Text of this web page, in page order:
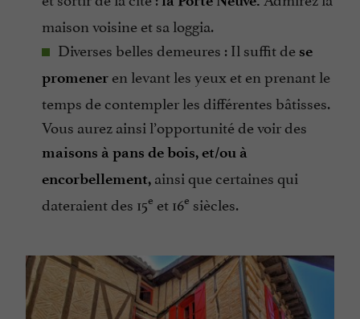
maison voisine et sa loggia.
Diverses belles demeures : Il suffit de se
promener en levant les yeux et en prenant le
temps de contempler les différentes bâtisses.
Vous aurez ainsi l’opportunité de voir des
maisons à pans de bois, et/ou à
encorbellement, ainsi que certaines qui
dateraient des 15e et 16e siècles.